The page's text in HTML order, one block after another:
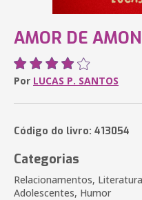
AMOR DE
Por LUCAS P. SANTOS
Código do livro: 413054
Categorias
Relacionamentos,
Adolescentes, Humor